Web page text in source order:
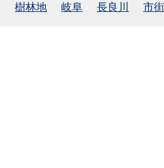
樹林地
岐阜 長良川 市